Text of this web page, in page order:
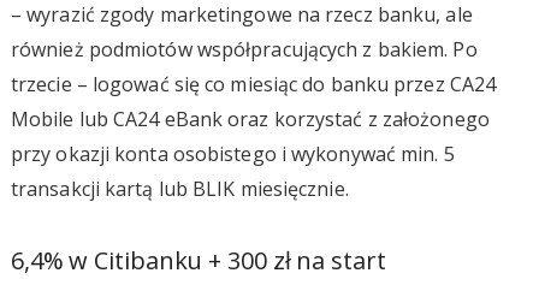
– wyrazić zgody marketingowe na rzecz banku, ale
również podmiotów współpracujących z bakiem. Po
trzecie – logować się co miesiąc do banku przez CA24
Mobile lub CA24 eBank oraz korzystać z założonego
przy okazji konta osobistego i wykonywać min. 5
transakcji kartą lub BLIK miesięcznie.
6,4% w Citibanku + 300 zł na start